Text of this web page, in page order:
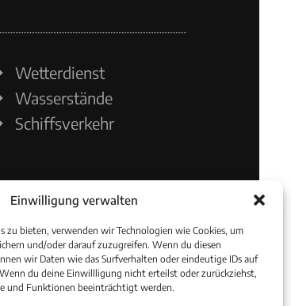
Einwilligung verwalten
zu bieten, verwenden wir Technologien wie Cookies, um
und/oder darauf zuzugreifen. Wenn du diesen
wir Daten wie das Surfverhalten oder eindeutige IDs auf
du deine Einwillligung nicht erteilst oder zurückziehst,
und Funktionen beeinträchtigt werden.
Wetterdienst
Wasserstände
Schiffsverkehr